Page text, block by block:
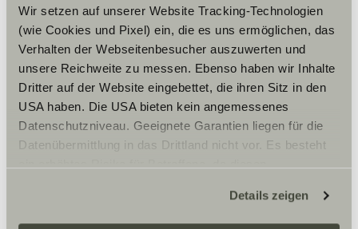
Wir setzen auf unserer Website Tracking-Technologien
(wie Cookies und Pixel) ein, die es uns ermöglichen, das
Verhalten der Webseitenbesucher auszuwerten und
unsere Reichweite zu messen. Ebenso haben wir Inhalte
Dritter auf der Website eingebettet, die ihren Sitz in den
USA haben. Die USA bieten kein angemessenes
Datenschutzniveau. Geeignete Garantien liegen für die
Datenübermittlung in das Drittland nicht vor. Es besteht
zustehen. Eingesetzte Dienstleister können Daten für
eigene Zwecke verarbeiten und mit anderen Daten
Details zeigen
Hey, we zijn ook blij dat je bij